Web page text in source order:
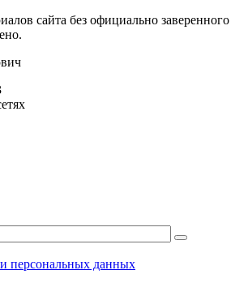
сайта без официально заверенного
персональных данных